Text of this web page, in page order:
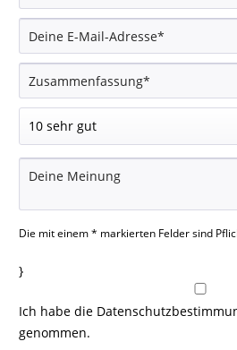
Die mit einem * markierten Felder sind
}
Ich habe die
genommen.